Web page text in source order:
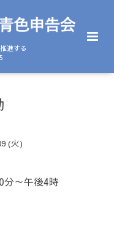
進する
(火)
～午後4時